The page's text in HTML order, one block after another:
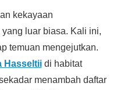
kekayaan
yang luar biasa. Kali ini,
temuan mengejutkan.
Hasseltiidi habitat
menambah daftar